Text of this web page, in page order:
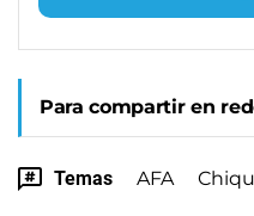
Para compartir en
Temas AFA